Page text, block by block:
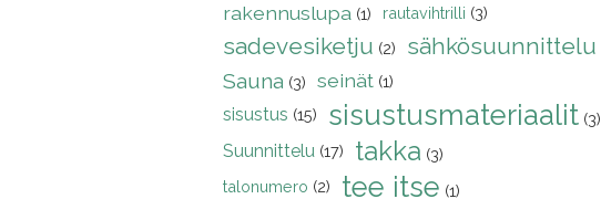
rakennuslupa (1) rautavihtrilli (3)
sadevesiketju (2) sähkösuunnittelu
Sauna (3) seinät (1)
sisustus (15) sisustusmateriaalit (3)
Suunnittelu (17) takka (3)
talonumero (2) tee itse (1)